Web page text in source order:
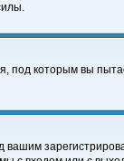
которым вы